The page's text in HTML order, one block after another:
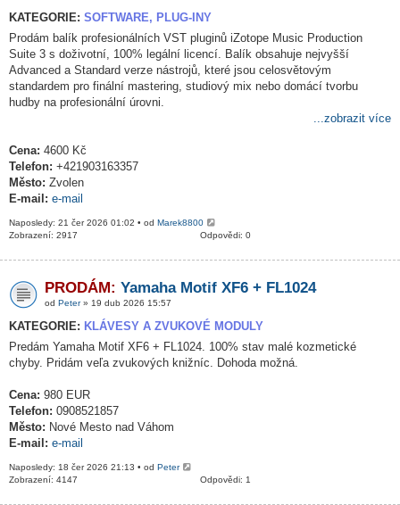
KATEGORIE: SOFTWARE, PLUG-INY
Prodám balík profesionálních VST pluginů iZotope Music Production
Suite 3 s doživotní, 100% legální licencí. Balík obsahuje nejvyšší
Advanced a Standard verze nástrojů, které jsou celosvětovým
standardem pro finální mastering, studiový mix nebo domácí tvorbu
hudby na profesionální úrovni.
...zobrazit více
Cena: 4600 Kč
Telefon: +421903163357
Město: Zvolen
E-mail: e-mail
Naposledy: 21 čer 2026 01:02 • od Marek8800
Odpovědi: 0
Zobrazení: 2917
PRODÁM: Yamaha Motif XF6 + FL1024
od Peter» 19 dub 2026 15:57
KATEGORIE: KLÁVESY A ZVUKOVÉ MODULY
Predám Yamaha Motif XF6 + FL1024. 100% stav malé kozmetické
chyby. Pridám veľa zvukových knižníc. Dohoda možná.
Cena: 980 EUR
Telefon: 0908521857
Město: Nové Mesto nad Váhom
E-mail: e-mail
Naposledy: 18 čer 2026 21:13 • od Peter
Odpovědi: 1
Zobrazení: 4147